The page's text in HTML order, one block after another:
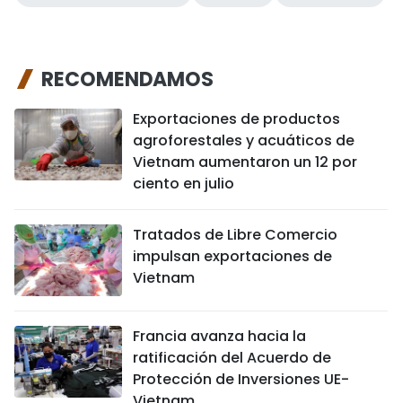
RECOMENDAMOS
Exportaciones de productos
agroforestales y acuáticos de
Vietnam aumentaron un 12 por
ciento en julio
Tratados de Libre Comercio
impulsan exportaciones de
Vietnam
Francia avanza hacia la
ratificación del Acuerdo de
Protección de Inversiones UE-